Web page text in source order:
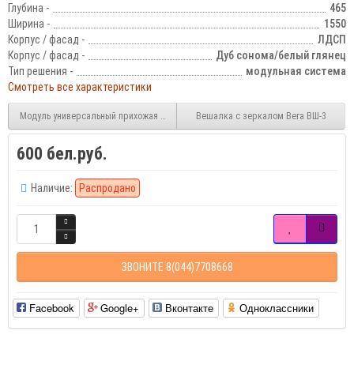
Глубина -
465
Ширина -
1550
Корпус / фасад -
ЛДСП
Корпус / фасад -
Дуб сонома/белый глянец
Тип решения -
модульная система
Смотреть все характеристики
Модуль универсальный прихожая Сакура белый глянецВешалка с зеркалом Вега ВШ-3
600 бел.руб.
Наличие: Распродано
ЗВОНИТЕ 8(044)7708668
Facebook Google+ Вконтакте Одноклассники